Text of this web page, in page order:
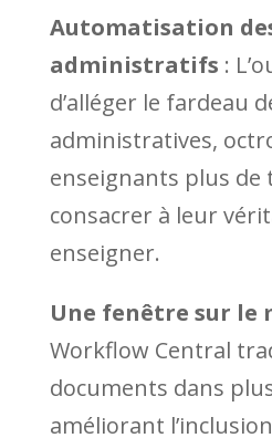
Automatisation
administratifs :
d’alléger le fardeau
administratives,
enseignants plus de
consacrer à leur
enseigner.
Une fenêtre sur le
Workflow Central
documents dans
améliorant